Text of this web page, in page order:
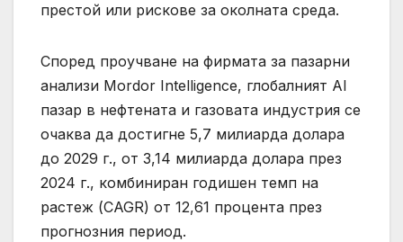
престой или рискове за околната среда.
Според проучване на фирмата за пазарни
анализи Mordor Intelligence, глобалният AI
пазар в нефтената и газовата индустрия се
очаква да достигне 5,7 милиарда долара
до 2029 г., от 3,14 милиарда долара през
2024 г., комбиниран годишен темп на
растеж (CAGR) от 12,61 процента през
прогнозния период.